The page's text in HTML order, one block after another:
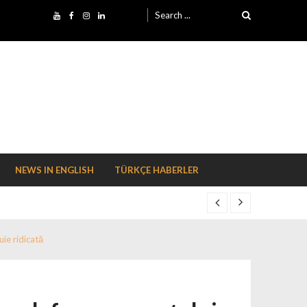
Search for:
NEWS IN ENGLISH TÜRKÇE HABERLER
ridicată